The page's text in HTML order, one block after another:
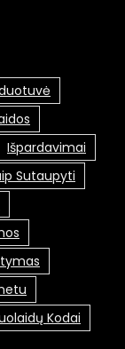
Išpardavimai
Sutaupyti
Kodai